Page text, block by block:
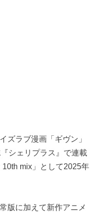
ズラブ漫画「ギヴン」
シェリプラス』で連載
mix」として2025年
版に加えて新作アニメ